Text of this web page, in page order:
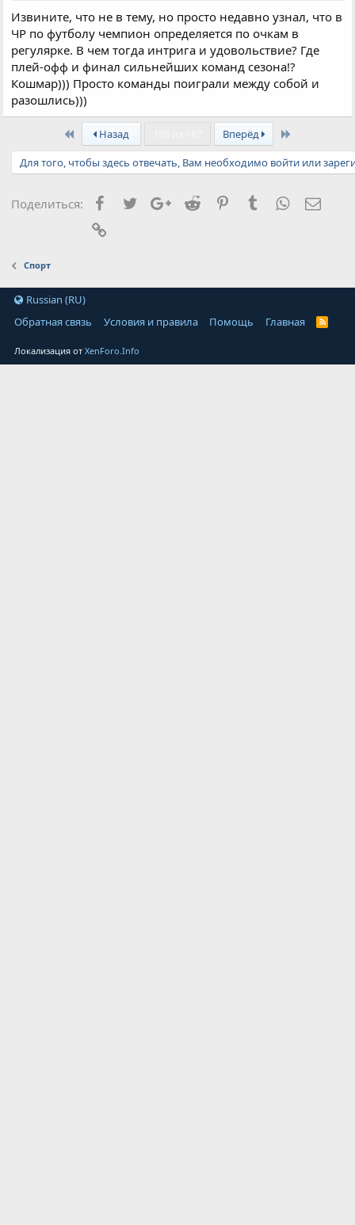
Извините, что не в тему, но просто недавно узнал, что в
ЧР по футболу чемпион определяется по очкам в
регулярке. В чем тогда интрига и удовольствие? Где
плей-офф и финал сильнейших команд сезона!?
Кошмар))) Просто команды поиграли между собой и
разошлись)))
First Назад Вперёд
Для того, чтобы здесь отвечать, Вам необходимо войти или
Поделиться: Facebook
TwitterGoogle+
Reddit PinterestTumblrWhatsApp
Спорт
Russian (RU)
Обратная связь
Условия и правила Помощь Главная
Локализация отXenForo.Info